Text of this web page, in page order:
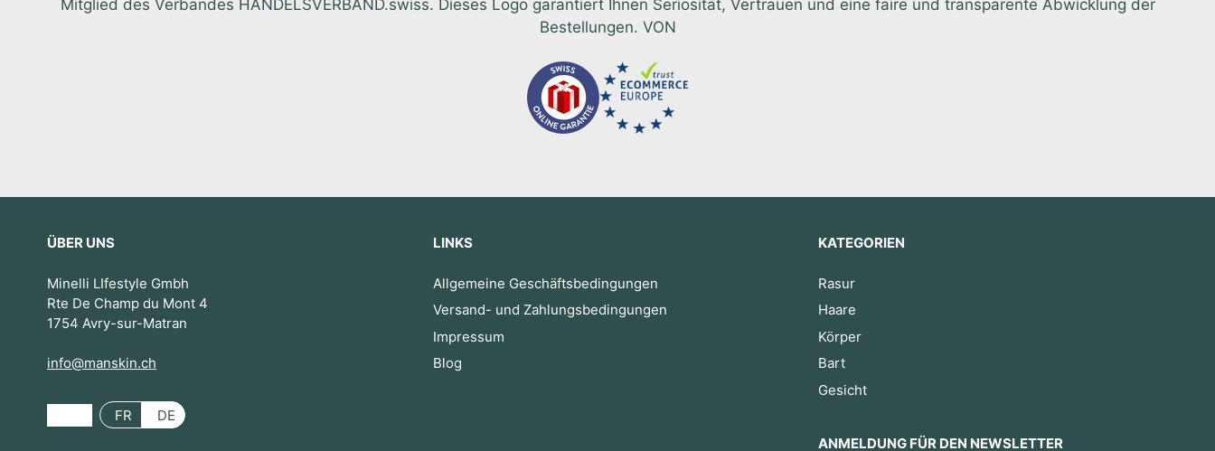
Mitglied des Verbandes HANDELSVERBAND.swiss. Dieses Logo garantiert Ihnen Seriosität, Vertrauen und eine faire und transparente Abwicklung der
Bestellungen. VON
ÜBER UNS
Minelli LIfestyle Gmbh
Rte De Champ du Mont 4
1754 Avry-sur-Matran
info@manskin.ch
FR DE
LINKS
Allgemeine Geschäftsbedingungen
Versand- und Zahlungsbedingungen
Impressum
Blog
KATEGORIEN
Rasur
Haare
Körper
Bart
Gesicht
ANMELDUNG FÜR DEN NEWSLETTER